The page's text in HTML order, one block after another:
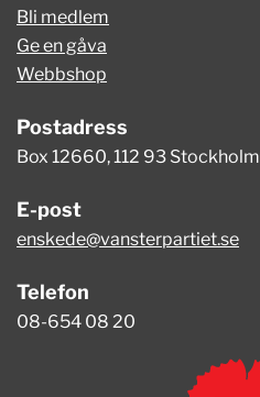
Bli medlem
Ge en gåva
Webbshop
Postadress
Box 12660, 112 93 Stockholm
E-post
enskede@vansterpartiet.se
Telefon
08-654 08 20